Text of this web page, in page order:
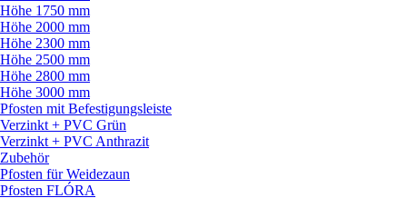
Höhe 1750 mm
Höhe 2000 mm
Höhe 2300 mm
Höhe 2500 mm
Höhe 2800 mm
Höhe 3000 mm
Pfosten mit Befestigungsleiste
Verzinkt + PVC Grün
Verzinkt + PVC Anthrazit
Zubehör
Pfosten für Weidezaun
Pfosten FLÓRA